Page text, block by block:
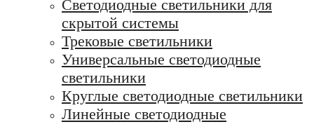
Светодиодные светильники для
скрытой системы
Трековые светильники
Универсальные светодиодные
светильники
Круглые светодиодные светильники
Линейные светодиодные